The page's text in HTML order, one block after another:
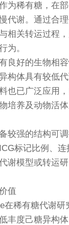
为稀有糖，在
代谢。通过合
相关转运过程
为。
良好的生物相
构体具有较低
也已广泛应用
培养及动物活
较强的结构可
标记比例、
谢模型或转运研
值
在稀有糖代谢
丰度己糖异构